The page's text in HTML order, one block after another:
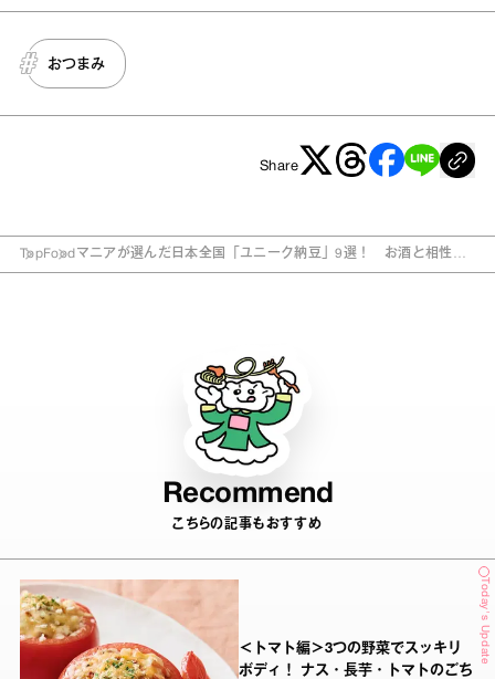
おつまみ
Share
TopFood マニアが選んだ日本全国「ユニーク納豆」9選！ お酒と相性が
Recommend
こちらの記事もおすすめ
Today's Update
＜トマト編＞3つの野菜でスッキリ
ボディ！ ナス・長芋・トマトのごち